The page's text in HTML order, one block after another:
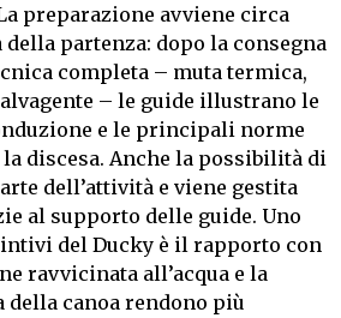
preparazione avviene circa
partenza: dopo la consegna
completa – muta termica,
– le guide illustrano le
e le principali norme
discesa. Anche la possibilità di
dell’attività e viene gestita
al supporto delle guide. Uno
del Ducky è il rapporto con
ravvicinata all’acqua e la
canoa rendono più